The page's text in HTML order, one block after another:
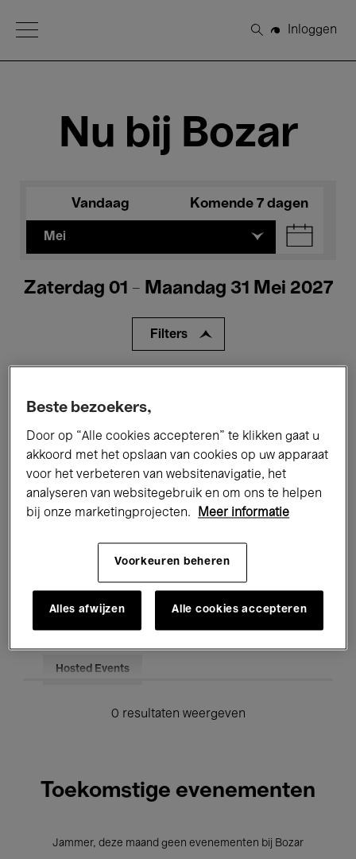
Open Menu
Zoeken
Inloggen
Nu bij Bozar
Vandaag Komende 7 dagen
Mei
Zaterdag 01 - Maandag 31 Mei 2027
Filters
Performances Lezingen & Debatten
Jazz Klassieke Muziek Global Music
Onderwijs Rondleidingen
Hosted Events
0 resultaten weergeven
Toekomstige evenementen
Jammer, deze maand geen evenementen bij Bozar
Beste bezoekers,
Door op “Alle cookies accepteren” te klikken gaat u
akkoord met het opslaan van cookies op uw apparaat
voor het verbeteren van websitenavigatie, het
analyseren van websitegebruik en om ons te helpen
bij onze marketingprojecten.
Meer informatie
Voorkeuren beheren
Alles afwijzen Alle cookies accepteren